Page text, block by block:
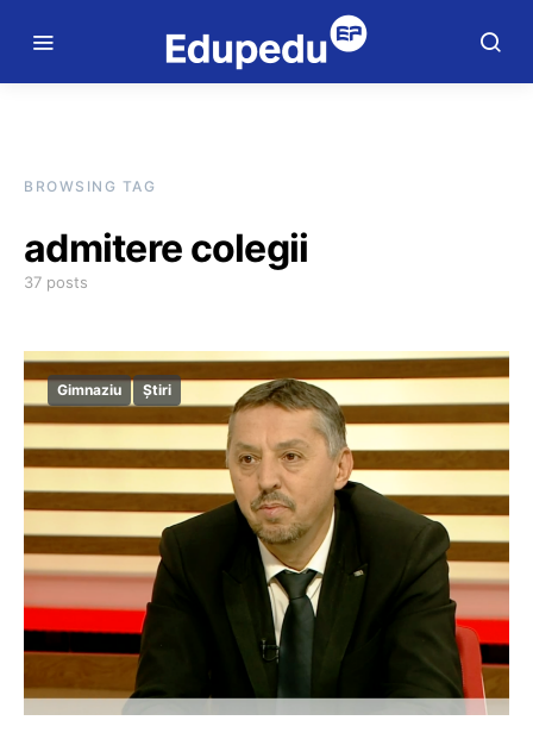
BROWSING TAG
admitere colegii
37 posts
Gimnaziu Știri